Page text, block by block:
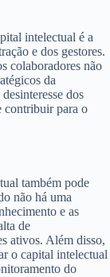
intelectual é a
e dos gestores.
colaboradores não
da
dos
contribuir para o
também pode
não há uma
e as
de
ativos. Além disso,
o capital intelectual
do